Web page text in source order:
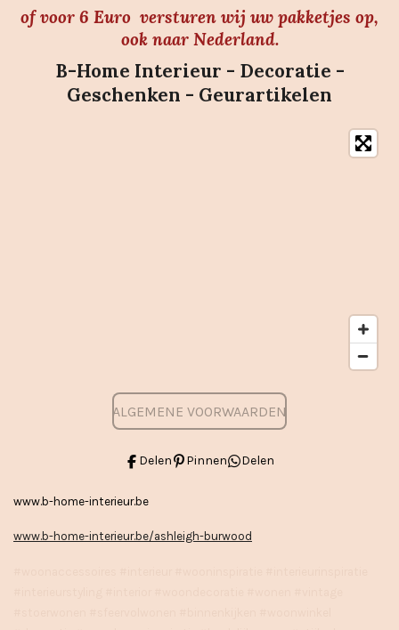
of voor 6 Euro versturen wij uw pakketjes op,
ook naar Nederland.
B-Home Interieur - Decoratie -
Geschenken - Geurartikelen
ALGEMENE VOORWAARDEN
Delen Pinnen Delen
www.b-home-interieur.be
www.b-home-interieur.be/ashleigh-burwood